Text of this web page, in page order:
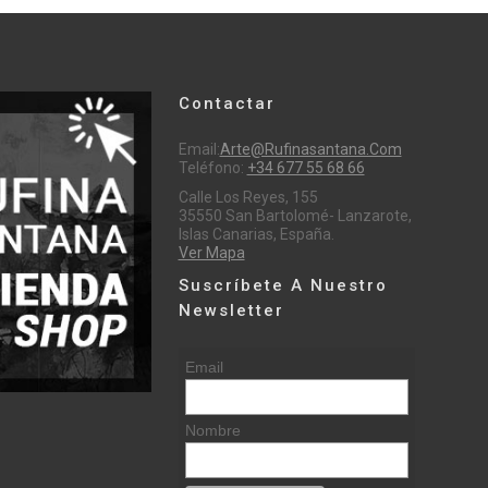
Contactar
Email:Arte@rufinasantana.com
Teléfono: +34 677 55 68 66
Calle Los Reyes, 155
35550 San Bartolomé- Lanzarote,
Islas Canarias, España.
Ver Mapa
Suscríbete A Nuestro
Newsletter
Email
Nombre